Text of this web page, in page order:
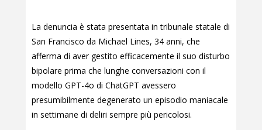
La denuncia è stata presentata in tribunale statale di
San Francisco da Michael Lines, 34 anni, che
afferma di aver gestito efficacemente il suo disturbo
bipolare prima che lunghe conversazioni con il
modello GPT-4o di ChatGPT avessero
presumibilmente degenerato un episodio maniacale
in settimane di deliri sempre più pericolosi.